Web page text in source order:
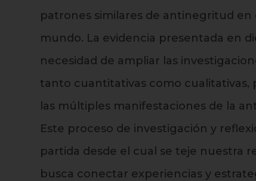
patrones similares de antinegritud en
mundo. La evidencia presentada en
necesidad de ampliar las
tanto cuantitativas como cualitativas,
las múltiples manifestaciones de la
Este proceso de investigación y
partida desde el cual se teje nuestra
busca conectar experiencias y